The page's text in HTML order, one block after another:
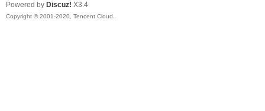
Powered by Discuz! X3.4
Copyright © 2001-2020, Tencent Cloud.